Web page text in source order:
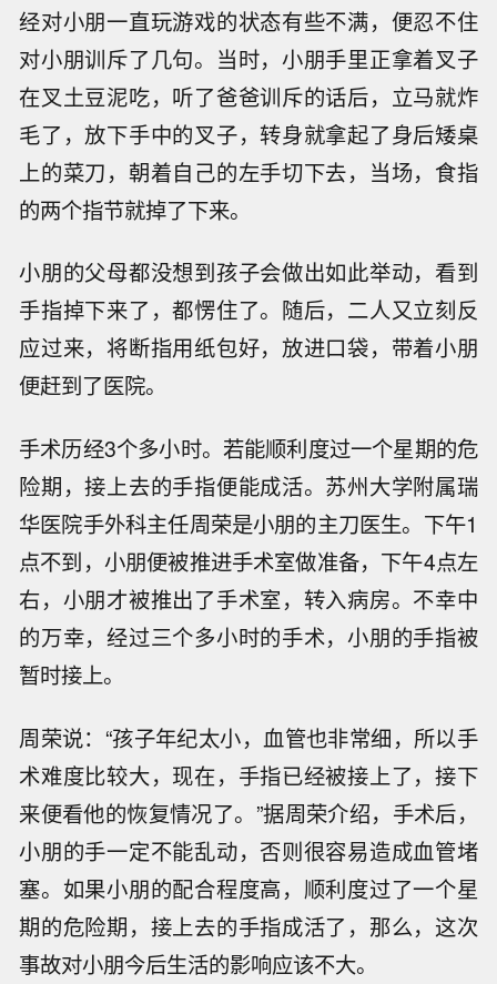
经对小朋一直玩游戏的状态有些不满，便忍不住
对小朋训斥了几句。当时，小朋手里正拿着叉子
在叉土豆泥吃，听了爸爸训斥的话后，立马就炸
毛了，放下手中的叉子，转身就拿起了身后矮桌
上的菜刀，朝着自己的左手切下去，当场，食指
的两个指节就掉了下来。
小朋的父母都没想到孩子会做出如此举动，看到
手指掉下来了，都愣住了。随后，二人又立刻反
应过来，将断指用纸包好，放进口袋，带着小朋
便赶到了医院。
手术历经3个多小时。若能顺利度过一个星期的危
险期，接上去的手指便能成活。苏州大学附属瑞
华医院手外科主任周荣是小朋的主刀医生。下午1
点不到，小朋便被推进手术室做准备，下午4点左
右，小朋才被推出了手术室，转入病房。不幸中
的万幸，经过三个多小时的手术，小朋的手指被
暂时接上。
周荣说：“孩子年纪太小，血管也非常细，所以手
术难度比较大，现在，手指已经被接上了，接下
来便看他的恢复情况了。”据周荣介绍，手术后，
小朋的手一定不能乱动，否则很容易造成血管堵
塞。如果小朋的配合程度高，顺利度过了一个星
期的危险期，接上去的手指成活了，那么，这次
事故对小朋今后生活的影响应该不大。